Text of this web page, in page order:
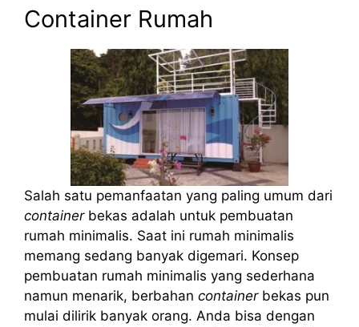
Container Rumah
Salah satu pemanfaatan yang paling umum dari
containerbekas adalah untuk pembuatan
rumah minimalis. Saat ini rumah minimalis
memang sedang banyak digemari. Konsep
pembuatan rumah minimalis yang sederhana
namun menarik, berbahan containerbekas pun
mulai dilirik banyak orang. Anda bisa dengan